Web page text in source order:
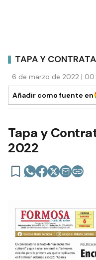
TAPA Y
6 de marzo de 2022 |
Añadir como fuente en
Tapa y
2022